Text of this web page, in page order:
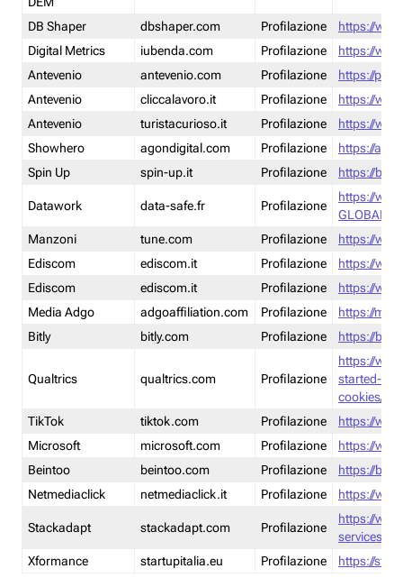
DB Shaper
dbshaper.com Profilazione
https://
Digital Metrics
iubenda.com Profilazione
https://
Antevenio
antevenio.com Profilazione
https://
Antevenio
cliccalavoro.it Profilazione
https://
Antevenio
turistacurioso.it Profilazione
https://
Showhero
agondigital.com Profilazione
https://
Spin Up
spin-up.it Profilazione https://
Datawork data-safe.fr Profilazione
https://
GLOBAL-
Manzoni
tune.com Profilazione
https://
Ediscom
ediscom.it Profilazione
https://
Ediscom
ediscom.it Profilazione
https://
Media Adgo
adgoaffiliation.com Profilazione
https://
Bitly
bitly.com Profilazione https://
Qualtrics qualtrics.com Profilazione
https://
started-
cookies/
TikTok
tiktok.com Profilazione
https://
Microsoft
microsoft.com Profilazione
https://
Beintoo
beintoo.com Profilazione
https://
Netmediaclick
netmediaclick.it Profilazione https://
Stackadapt stackadapt.com Profilazione
https://
services-
Xformance
startupitalia.eu Profilazione https://